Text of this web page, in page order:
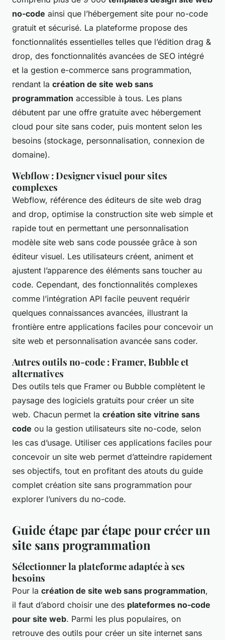
no-code ainsi que l’hébergement site pour no-code
gratuit et sécurisé. La plateforme propose des
fonctionnalités essentielles telles que l’édition drag &
drop, des fonctionnalités avancées de SEO intégré
et la gestion e-commerce sans programmation,
rendant la création de site web sans
programmation accessible à tous. Les plans
débutent par une offre gratuite avec hébergement
cloud pour site sans coder, puis montent selon les
besoins (stockage, personnalisation, connexion de
domaine).
Webflow : Designer visuel pour sites
complexes
Webflow, référence des éditeurs de site web drag
and drop, optimise la construction site web simple et
rapide tout en permettant une personnalisation
modèle site web sans code poussée grâce à son
éditeur visuel. Les utilisateurs créent, animent et
ajustent l’apparence des éléments sans toucher au
code. Cependant, des fonctionnalités complexes
comme l’intégration API facile peuvent requérir
quelques connaissances avancées, illustrant la
frontière entre applications faciles pour concevoir un
site web et personnalisation avancée sans coder.
Autres outils no-code : Framer, Bubble et
alternatives
Des outils tels que Framer ou Bubble complètent le
paysage des logiciels gratuits pour créer un site
web. Chacun permet la création site vitrine sans
code ou la gestion utilisateurs site no-code, selon
les cas d’usage. Utiliser ces applications faciles pour
concevoir un site web permet d’atteindre rapidement
ses objectifs, tout en profitant des atouts du guide
complet création site sans programmation pour
explorer l’univers du no-code.
Guide étape par étape pour créer un
site sans programmation
Sélectionner la plateforme adaptée à ses
besoins
Pour la création de site web sans programmation,
il faut d’abord choisir une des plateformes no-code
pour site web. Parmi les plus populaires, on
retrouve des outils pour créer un site internet sans